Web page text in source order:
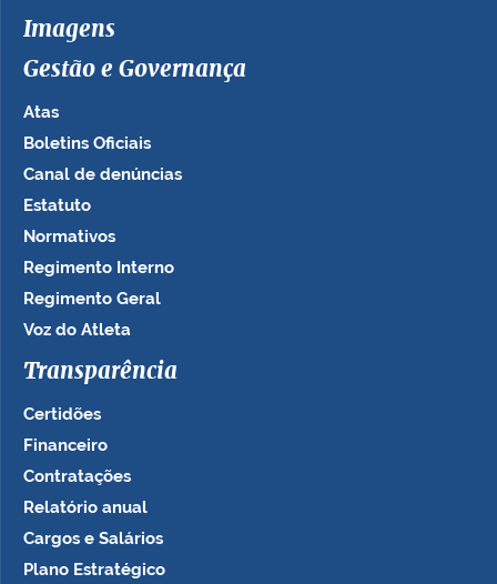
Imagens
Gestão e Governança
Atas
Boletins Oficiais
Canal de denúncias
Estatuto
Normativos
Regimento Interno
Regimento Geral
Voz do Atleta
Transparência
Certidões
Financeiro
Contratações
Relatório anual
Cargos e Salários
Plano Estratégico